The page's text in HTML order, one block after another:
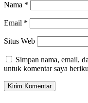
Nama *
Email *
Situs Web
Simpan nama, email,
untuk komentar saya